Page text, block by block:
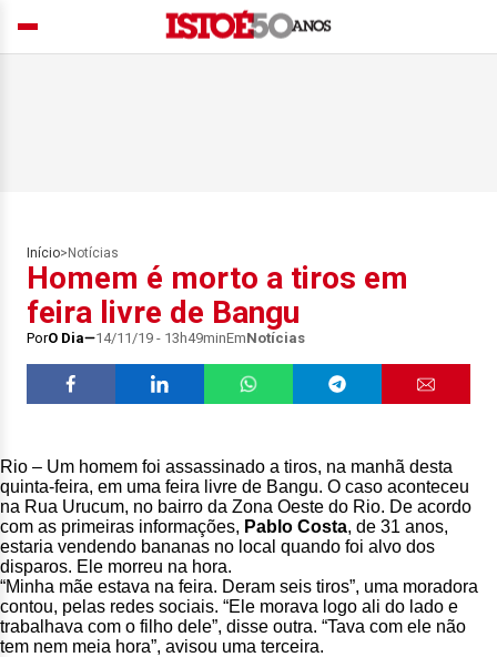
Início> Notícias
Homem é morto a tiros em
feira livre de Bangu
PorO Dia 14/11/19 - 13h49minEmNotícias
Rio – Um homem foi assassinado a tiros, na manhã desta
quinta-feira, em uma feira livre de Bangu. O caso aconteceu
na Rua Urucum, no bairro da Zona Oeste do Rio. De acordo
com as primeiras informações, Pablo Costa, de 31 anos,
estaria vendendo bananas no local quando foi alvo dos
disparos. Ele morreu na hora.
“Minha mãe estava na feira. Deram seis tiros”, uma moradora
contou, pelas redes sociais. “Ele morava logo ali do lado e
trabalhava com o filho dele”, disse outra. “Tava com ele não
tem nem meia hora”, avisou uma terceira.